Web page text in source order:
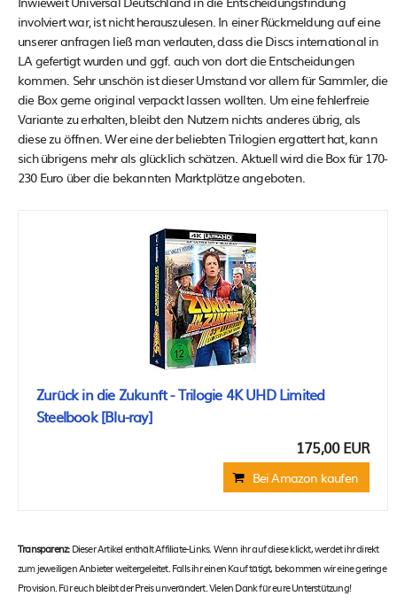
involviert war, ist nicht herauszulesen. In einer Rückmeldung auf eine
unserer anfragen ließ man verlauten, dass die Discs international in
LA gefertigt wurden und ggf. auch von dort die Entscheidungen
kommen. Sehr unschön ist dieser Umstand vor allem für Sammler, die
die Box gerne original verpackt lassen wollten. Um eine fehlerfreie
Variante zu erhalten, bleibt den Nutzern nichts anderes übrig, als
diese zu öffnen. Wer eine der beliebten Trilogien ergattert hat, kann
sich übrigens mehr als glücklich schätzen. Aktuell wird die Box für 170-
230 Euro über die bekannten Marktplätze angeboten.
Zurück in die Zukunft - Trilogie 4K UHD Limited
Steelbook [Blu-ray]
175,00 EUR
Bei Amazon kaufen
Transparenz:Dieser Artikel enthält Affiliate-Links. Wenn ihr auf diese klickt, werdet ihr direkt
zum jeweiligen Anbieter weitergeleitet. Falls ihr einen Kauf tätigt, bekommen wir eine geringe
Provision. Für euch bleibt der Preis unverändert. Vielen Dank für eure Unterstützung!